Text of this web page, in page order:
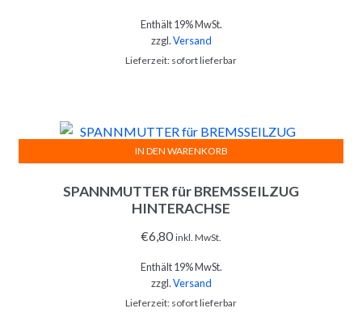
Enthält 19% MwSt.
zzgl.Versand
Lieferzeit: sofort lieferbar
SPANNMUTTER für BREMSSEILZUG
HINTERACHSE
€6,80 inkl. MwSt.
Enthält 19% MwSt.
zzgl.Versand
Lieferzeit: sofort lieferbar
IN DEN WARENKORB